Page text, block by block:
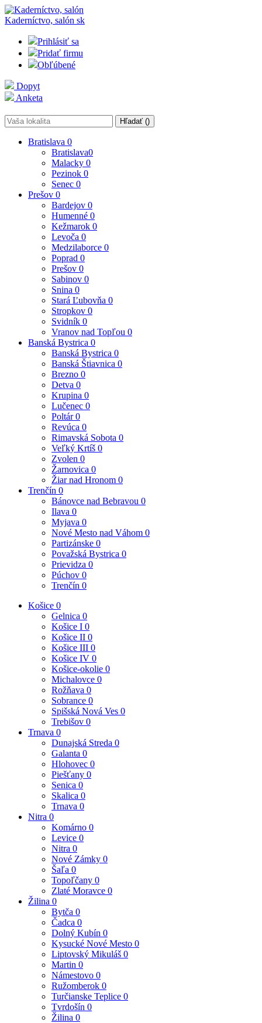
Kaderníctvo, salón sk
Prihlásiť sa
Pridať firmu
Obľúbené
Dopyt
Anketa
Hľadať ()
Bratislava 0
Bratislava0
Malacky 0
Pezinok 0
Senec 0
Prešov 0
Bardejov 0
Humenné 0
Kežmarok 0
Levoča 0
Medzilaborce 0
Poprad 0
Prešov 0
Sabinov 0
Snina 0
Stará Ľubovňa 0
Stropkov 0
Svidník 0
Vranov nad Topľou 0
Banská Bystrica 0
Banská Bystrica 0
Banská Štiavnica 0
Brezno 0
Detva 0
Krupina 0
Lučenec 0
Poltár0
Revúca 0
Rimavská Sobota 0
Veľký Krtíš 0
Zvolen 0
Žarnovica 0
Žiar nad Hronom 0
Trenčín 0
Bánovce nad Bebravou 0
Ilava 0
Myjava 0
Nové Mesto nad Váhom 0
Partizánske 0
Považská Bystrica 0
Prievidza 0
Púchov 0
Trenčín 0
Košice 0
Gelnica 0
Košice I 0
Košice II 0
Košice III 0
Košice IV 0
Košice-okolie 0
Michalovce 0
Rožňava 0
Sobrance 0
Spišská Nová Ves 0
Trebišov 0
Trnava 0
Dunajská Streda 0
Galanta 0
Hlohovec 0
Piešťany 0
Senica 0
Skalica 0
Trnava 0
Nitra 0
Komárno 0
Levice 0
Nitra 0
Nové Zámky 0
Šaľa 0
Topoľčany 0
Zlaté Moravce 0
Žilina 0
Bytča 0
Čadca 0
Dolný Kubín 0
Kysucké Nové Mesto 0
Liptovský Mikuláš 0
Martin 0
Námestovo 0
Ružomberok 0
Turčianske Teplice 0
Tvrdošín 0
Žilina 0